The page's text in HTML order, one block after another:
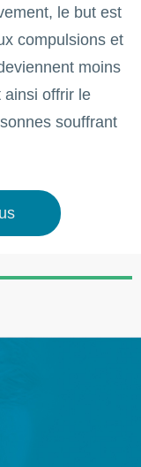
le but est
compulsions et
moins
ainsi offrir le
souffrant